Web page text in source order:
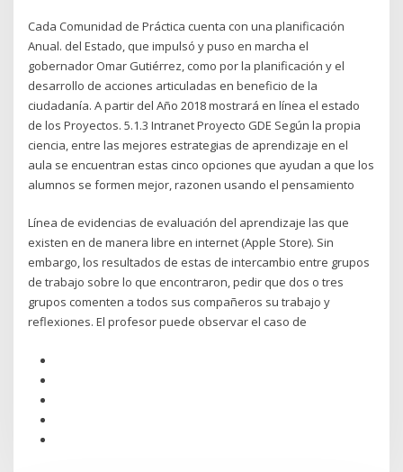
Cada Comunidad de Práctica cuenta con una planificación
Anual. del Estado, que impulsó y puso en marcha el
gobernador Omar Gutiérrez, como por la planificación y el
desarrollo de acciones articuladas en beneficio de la
ciudadanía. A partir del Año 2018 mostrará en línea el estado
de los Proyectos. 5.1.3 Intranet Proyecto GDE Según la propia
ciencia, entre las mejores estrategias de aprendizaje en el
aula se encuentran estas cinco opciones que ayudan a que los
alumnos se formen mejor, razonen usando el pensamiento
Línea de evidencias de evaluación del aprendizaje las que
existen en de manera libre en internet (Apple Store). Sin
embargo, los resultados de estas de intercambio entre grupos
de trabajo sobre lo que encontraron, pedir que dos o tres
grupos comenten a todos sus compañeros su trabajo y
reflexiones. El profesor puede observar el caso de